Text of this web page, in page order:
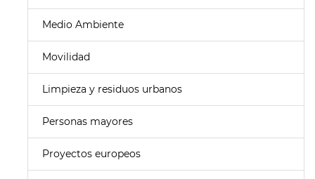
Medio Ambiente
Movilidad
Limpieza y residuos urbanos
Personas mayores
Proyectos europeos